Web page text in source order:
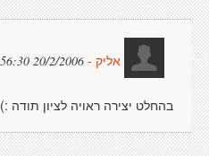
אליק - 20/2/2006 19:56:30
בהחלט יצירה ראויה לציון תודה :)